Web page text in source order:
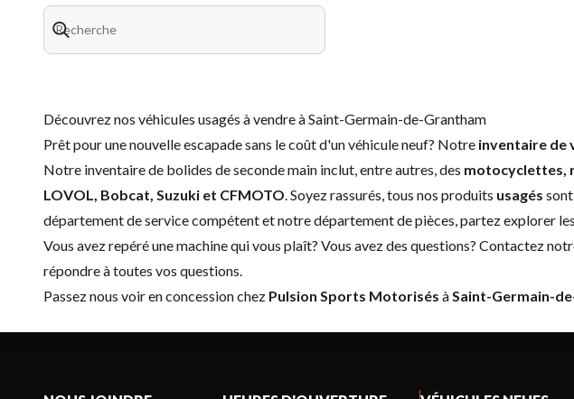
Découvrez nos véhicules usagés à vendre à Saint-Germain-de-Grantham
Prêt pour une nouvelle escapade sans le coût d'unvéhicule neuf? Notre inventaire de
Notre inventaire de bolides de seconde main inclut, entre autres, des motocyclettes,
LOVOL, Bobcat, Suzuki et CFMOTO. Soyez rassurés, tous nos produits usagés sont
département de servicecompétent et notredépartement de pièces, partez explorer
Vous avez repéré une machine qui vous plaît? Vous avez des questions? Contactez
répondre à toutes vos questions.
Passez nous voir en concession chez Pulsion Sports Motorisés àSaint-Germain-